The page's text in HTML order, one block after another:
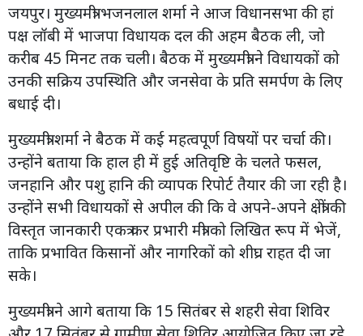
जयपुर। मुख्यमंत्री भजनलाल शर्मा ने आज विधानसभा की हां
पक्ष लॉबी में भाजपा विधायक दल की अहम बैठक ली, जो
करीब 45 मिनट तक चली। बैठक में मुख्यमंत्री ने विधायकों को
उनकी सक्रिय उपस्थिति और जनसेवा के प्रति समर्पण के लिए
बधाई दी।
मुख्यमंत्री शर्मा ने बैठक में कई महत्वपूर्ण विषयों पर चर्चा की।
उन्होंने बताया कि हाल ही में हुई अतिवृष्टि के चलते फसल,
जनहानि और पशु हानि की व्यापक रिपोर्ट तैयार की जा रही है।
उन्होंने सभी विधायकों से अपील की कि वे अपने-अपने क्षेत्रों की
विस्तृत जानकारी एकत्र कर प्रभारी मंत्री को लिखित रूप में भेजें,
ताकि प्रभावित किसानों और नागरिकों को शीघ्र राहत दी जा
सके।
मुख्यमंत्री ने आगे बताया कि 15 सितंबर से शहरी सेवा शिविर